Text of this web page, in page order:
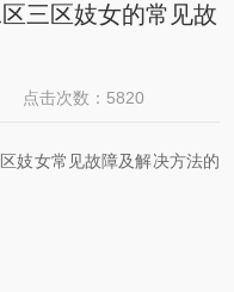
三区妓女的常见故
点击次数：5820
女常见故障及解决方法的